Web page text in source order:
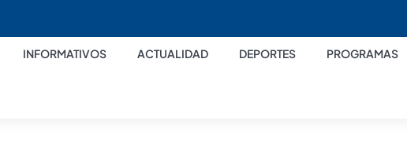
INFORMATIVOS ACTUALIDAD DEPORTES PROGRAMAS